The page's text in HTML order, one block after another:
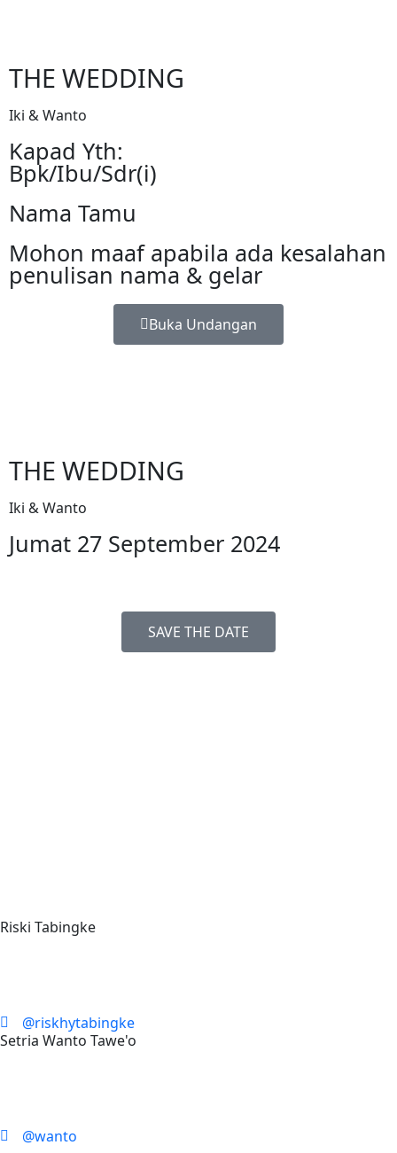
THE WEDDING
Iki & Wanto
Kapad Yth:
Bpk/Ibu/Sdr(i)
Nama Tamu
Mohon maaf apabila ada kesalahan
penulisan nama & gelar
Buka Undangan
THE WEDDING
Iki & Wanto
Jumat 27 September 2024
SAVE THE DATE
Riski Tabingke
@riskhytabingke
@wanto
Setria Wanto Tawe'o